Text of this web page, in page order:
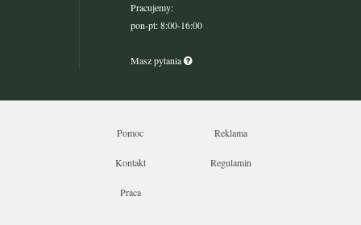
Pracujemy:
pon-pt: 8:00-16:00
Masz pytania
Pomoc Reklama
Kontakt Regulamin
Praca